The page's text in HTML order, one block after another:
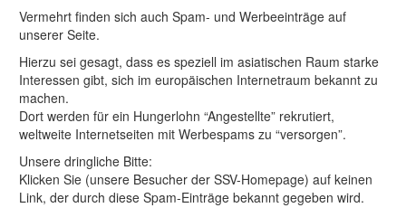
Vermehrt finden sich auch Spam- und Werbeeinträge auf
unserer Seite.
Hierzu sei gesagt, dass es speziell im asiatischen Raum starke
Interessen gibt, sich im europäischen Internetraum bekannt zu
machen.
Dort werden für ein Hungerlohn “Angestellte” rekrutiert,
weltweite Internetseiten mit Werbespams zu “versorgen”.
Unsere dringliche Bitte:
Klicken Sie (unsere Besucher der SSV-Homepage) auf keinen
Link, der durch diese Spam-Einträge bekannt gegeben wird.